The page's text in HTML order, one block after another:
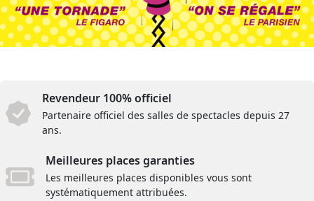
Revendeur 100% officiel
Partenaire officiel des salles de spectacles depuis 27
ans.
Meilleures places garanties
Les meilleures places disponibles vous sont
systématiquement attribuées.